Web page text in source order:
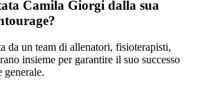
Camila Giorgi dalla sua
da un team di allenatori, fisioterapisti,
insieme per garantire il suo successo
generale.